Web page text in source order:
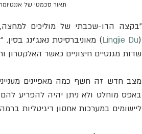
תאור סכמטי של
(
Lingjie Du
שדות מגנטיים חיצוניים כאשר
ליישומים במערכות אחסון דיגיטליות